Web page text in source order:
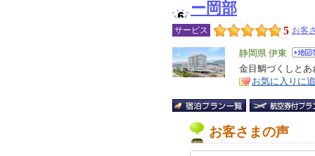
ー岡部
サービス 5 お客
エ
リ
ア
静岡県 伊東
特
徴
金目鯛づくしと
お気に入りに
お客さまの声